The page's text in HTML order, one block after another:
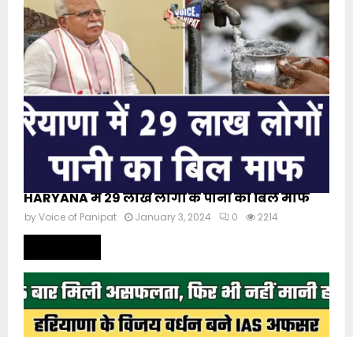
HARYANA में 29 लाख लोगों के पानी का बिल माफ
byVoice of Panipat January 3, 2024 0 2214